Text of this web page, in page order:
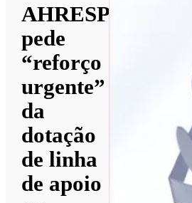
AHRESP
pede
“reforço
urgente”
da
dotação
de linha
de apoio